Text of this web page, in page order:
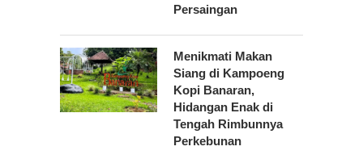
Persaingan
Menikmati Makan
Siang di Kampoeng
Kopi Banaran,
Hidangan Enak di
Tengah Rimbunnya
Perkebunan